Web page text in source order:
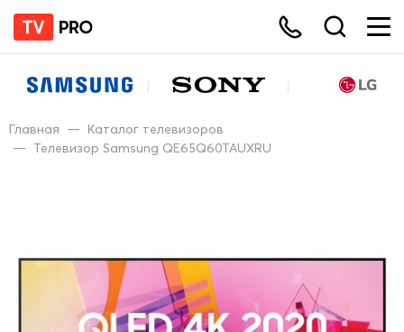
Главная — Каталог телевизоров
— Телевизор Samsung QE65Q60TAUXRU